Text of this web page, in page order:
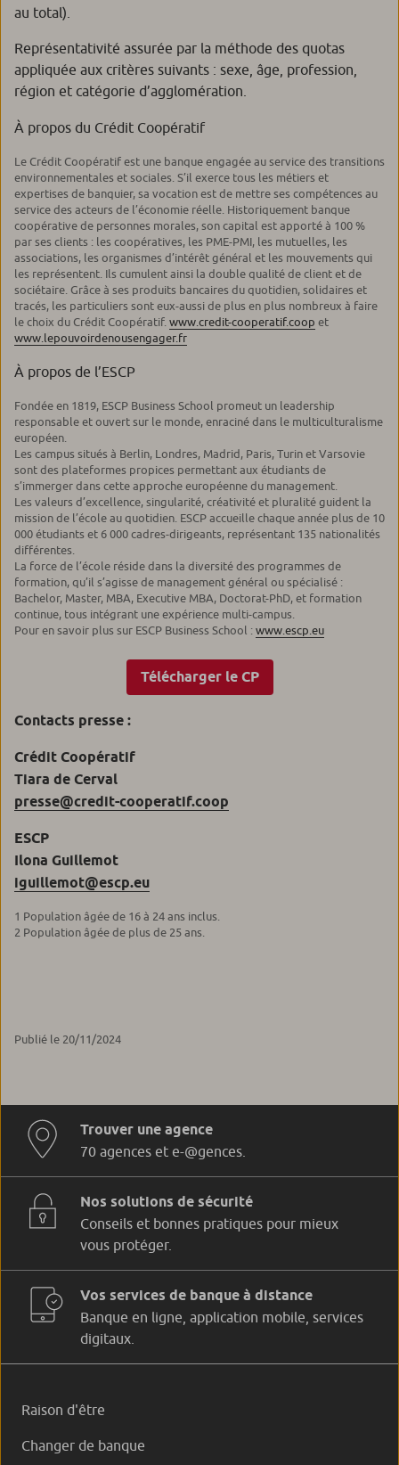
au total).
Représentativité assurée par la méthode des quotas
appliquée aux critères suivants : sexe, âge, profession,
région et catégorie d’agglomération.
À propos du Crédit Coopératif
Le Crédit Coopératif est une banque engagée au service des transitions
environnementales et sociales. S’il exerce tous les métiers et
expertises de banquier, sa vocation est de mettre ses compétences au
service des acteurs de l’économie réelle. Historiquement banque
coopérative de personnes morales, son capital est apporté à 100 %
par ses clients : les coopératives, les PME-PMI, les mutuelles, les
associations, les organismes d’intérêt général et les mouvements qui
les représentent. Ils cumulent ainsi la double qualité de client et de
sociétaire. Grâce à ses produits bancaires du quotidien, solidaires et
tracés, les particuliers sont eux-aussi de plus en plus nombreux à faire
le choix du Crédit Coopératif.www.credit-cooperatif.coop et
www.lepouvoirdenousengager.fr
À propos de l’ESCP
Fondée en 1819, ESCP Business School promeut un leadership
responsable et ouvert sur le monde, enraciné dans le multiculturalisme
européen.
Les campus situés à Berlin, Londres, Madrid, Paris, Turin et Varsovie
sont des plateformes propices permettant aux étudiants de
s’immerger dans cette approche européenne du management.
Les valeurs d’excellence, singularité, créativité et pluralité guident la
mission de l’école au quotidien. ESCP accueille chaque année plus de 10
000 étudiants et 6 000 cadres-dirigeants, représentant 135 nationalités
différentes.
La force de l’école réside dans la diversité des programmes de
formation, qu’il s’agisse de management général ou spécialisé :
Bachelor, Master, MBA, Executive MBA, Doctorat-PhD, et formation
continue, tous intégrant une expérience multi-campus.
Pour en savoir plus sur ESCP Business School :www.escp.eu
Télécharger le CP
Contacts presse :
Crédit Coopératif
Tiara de Cerval
presse@credit-cooperatif.coop
ESCP
Ilona Guillemot
iguillemot@escp.eu
1 Population âgée de 16 à 24 ans inclus.
2 Population âgée de plus de 25 ans.
Publié le 20/11/2024
Trouver une agence
70 agences et e-@gences.
Nos solutions de sécurité
Conseils et bonnes pratiques pour mieux
vous protéger.
Vos services de banque à distance
Banque en ligne, application mobile, services
digitaux.
Raison d'être
Changer de banque